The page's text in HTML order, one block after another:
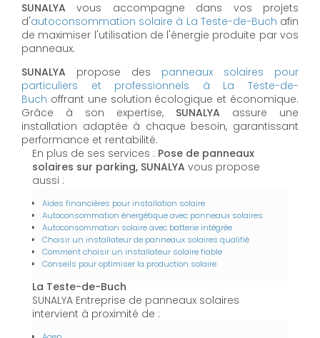
SUNALYA vous accompagne dans vos projets
d'autoconsommation solaire à La Teste-de-Buch afin
de maximiser l'utilisation de l'énergie produite par vos
panneaux.
SUNALYA propose des panneaux solaires pour
particuliers et professionnels à La Teste-de-
Buch offrant une solution écologique et économique.
Grâce à son expertise, SUNALYA assure une
installation adaptée à chaque besoin, garantissant
performance et rentabilité.
En plus de ses services : Pose de panneaux
solaires sur parking, SUNALYA vous propose
aussi :
Aides financières pour installation solaire
Autoconsommation énergétique avec panneaux solaires
Autoconsommation solaire avec batterie intégrée
Choisir un installateur de panneaux solaires qualifié
Comment choisir un installateur solaire fiable
Conseils pour optimiser la production solaire
La Teste-de-Buch
SUNALYA Entreprise de panneaux solaires
intervient à proximité de :